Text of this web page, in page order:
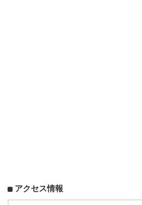
アクセス情報